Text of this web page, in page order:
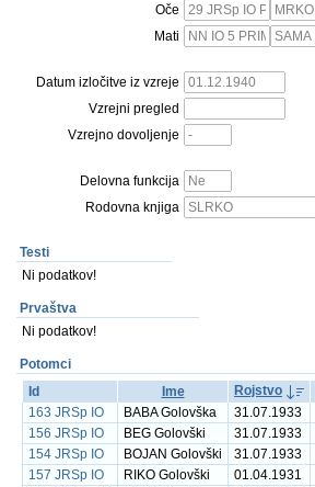
Oče
Mati
Datum izločitve iz vzreje
Vzrejni pregled
Vzrejno dovoljenje
Delovna funkcija
Rodovna knjiga
Testi
Ni podatkov!
Prvaštva
Ni podatkov!
Potomci
Id
Ime Rojstvo
163 JRSp IO
BABA Golovška 31.07.1933
156 JRSp IO
BEG Golovški 31.07.1933
154 JRSp IO
BOJAN Golovški 31.07.1933
157 JRSp IO
RIKO Golovški 01.04.1931